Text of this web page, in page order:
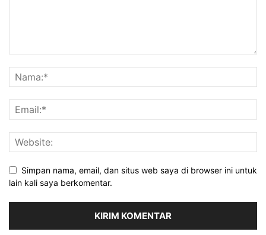
Simpan nama, email, dan situs web saya di browser ini untuk
lain kali saya berkomentar.